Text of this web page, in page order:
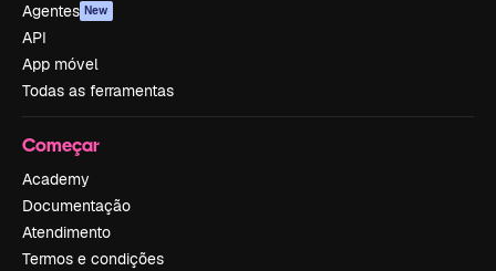
Agentes New
API
App móvel
Todas as ferramentas
Começar
Academy
Documentação
Atendimento
Termos e condições